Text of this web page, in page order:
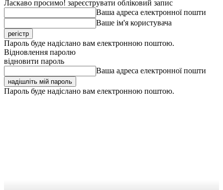
Ласкаво просимо! зареєструвати обліковий запис
Ваша адреса електронної пошти
Ваше ім'я користувача
Пароль буде надіслано вам електронною поштою.
Відновлення паролю
відновити пароль
Ваша адреса електронної пошти
Пароль буде надіслано вам електронною поштою.